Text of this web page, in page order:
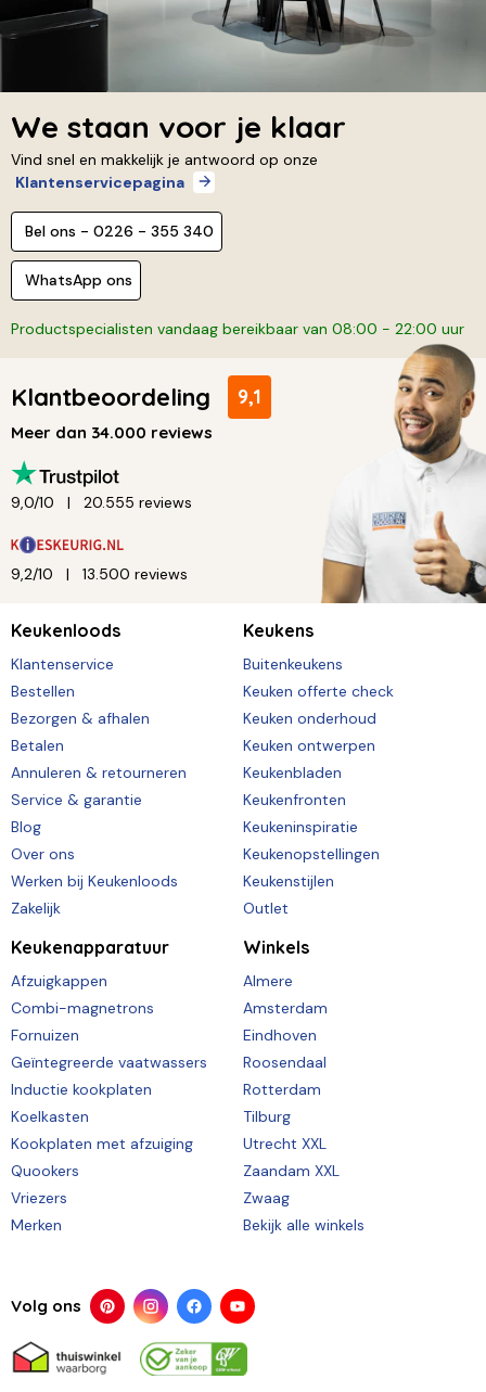
We staan voor je klaar
Vind snel en makkelijk je antwoord op onze
Klantenservicepagina
Bel ons - 0226 - 355 340
WhatsApp ons
Productspecialisten vandaag bereikbaar van 08:00 - 22:00 uur
Klantbeoordeling 9,1
Meer dan 34.000 reviews
9,0/10 20.555 reviews
9,2/10 13.500 reviews
Keukenloods
Klantenservice
Bestellen
Bezorgen & afhalen
Betalen
Annuleren & retourneren
Service & garantie
Blog
Over ons
Werken bij Keukenloods
Zakelijk
Keukens
Buitenkeukens
Keuken offerte check
Keuken onderhoud
Keuken ontwerpen
Keukenbladen
Keukenfronten
Keukeninspiratie
Keukenopstellingen
Keukenstijlen
Outlet
Keukenapparatuur
Afzuigkappen
Combi-magnetrons
Fornuizen
Geïntegreerde vaatwassers
Inductie kookplaten
Koelkasten
Kookplaten met afzuiging
Quookers
Vriezers
Merken
Winkels
Almere
Amsterdam
Eindhoven
Roosendaal
Rotterdam
Tilburg
Utrecht XXL
Zaandam XXL
Zwaag
Bekijk alle winkels
Volg ons